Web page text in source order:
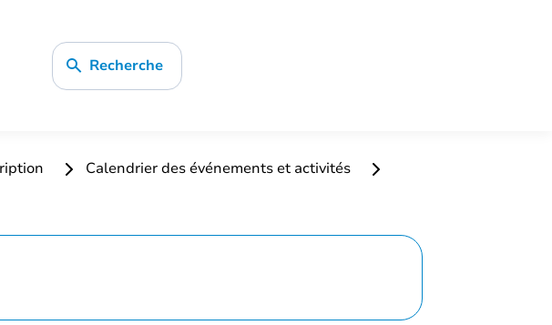
Recherche
Calendrier des événements et activités